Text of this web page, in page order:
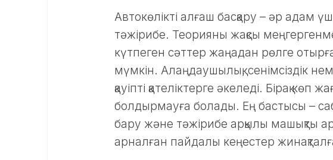
Автокөлікті алғаш басқару – әр адам
тәжірибе. Теорияны жақсы
күтпеген сәттер жаңадан рөлге
мүмкін. Алаңдаушылық, сенімсіздік
қауіпті қателіктерге әкеледі. Бірақ
болдырмауға болады. Ең бастысы –
бару және тәжірибе арқылы машықты
арналған пайдалы кеңестер